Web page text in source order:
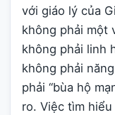
với giáo lý của
không phải một
không phải linh
không phải
phải “bùa hộ
ro. Việc tìm